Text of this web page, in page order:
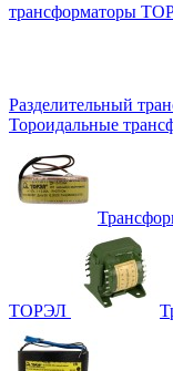
трансформаторы
Разделительный
Тороидальные
ТОРЭЛ